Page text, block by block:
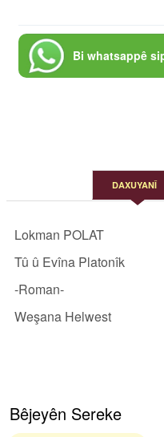
Bi whatsappê
DAXUYANÎ
Lokman POLAT
Tû û Evîna Platonîk
-Roman-
Weşana Helwest
Bêjeyên Sereke